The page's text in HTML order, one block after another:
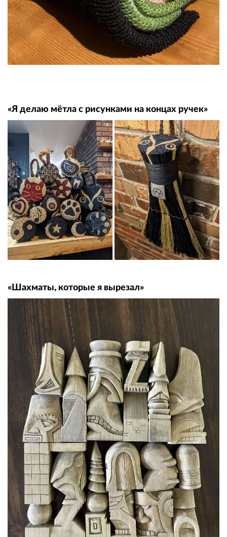
«Я делаю мётла с рисунками на концах ручек»
«Шахматы, которые я вырезал»